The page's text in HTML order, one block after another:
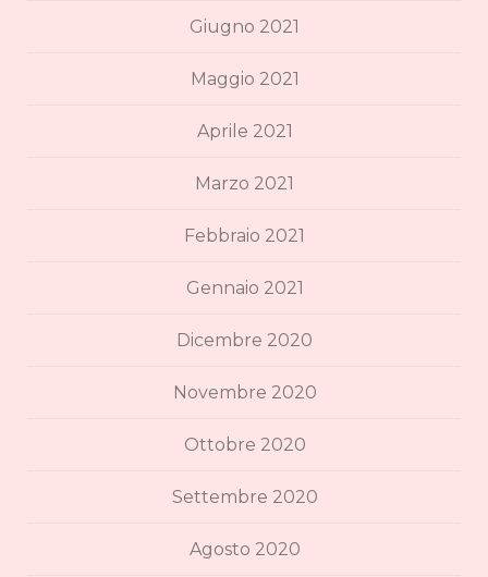
Giugno 2021
Maggio 2021
Aprile 2021
Marzo 2021
Febbraio 2021
Gennaio 2021
Dicembre 2020
Novembre 2020
Ottobre 2020
Settembre 2020
Agosto 2020